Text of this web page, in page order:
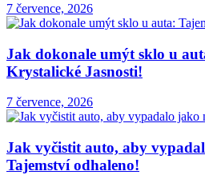
7 července, 2026
Jak dokonale umýt sklo u
Krystalické Jasnosti!
7 července, 2026
Jak vyčistit auto, aby
Tajemství odhaleno!